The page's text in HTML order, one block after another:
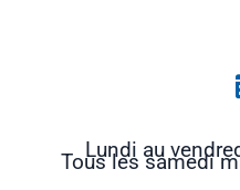
Lundi au
Tous les samedi